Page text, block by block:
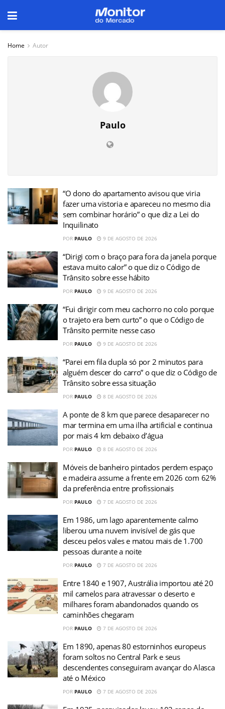
Home Autor
Paulo
“O dono do apartamento avisou que viria
fazer uma vistoria e apareceu no mesmo dia
sem combinar horário” o que diz a Lei do
Inquilinato
POR PAULO 9 DE AGOSTO DE 2026
“Dirigi com o braço para fora da janela porque
estava muito calor” o que diz o Código de
Trânsito sobre esse hábito
POR PAULO 9 DE AGOSTO DE 2026
“Fui dirigir com meu cachorro no colo porque
o trajeto era bem curto” o que o Código de
Trânsito permite nesse caso
POR PAULO 9 DE AGOSTO DE 2026
“Parei em fila dupla só por 2 minutos para
alguém descer do carro” o que diz o Código de
Trânsito sobre essa situação
POR PAULO 8 DE AGOSTO DE 2026
A ponte de 8 km que parece desaparecer no
mar termina em uma ilha artificial e continua
por mais 4 km debaixo d’água
POR PAULO 8 DE AGOSTO DE 2026
Móveis de banheiro pintados perdem espaço
e madeira assume a frente em 2026 com 62%
da preferência entre profissionais
POR PAULO 7 DE AGOSTO DE 2026
Em 1986, um lago aparentemente calmo
liberou uma nuvem invisível de gás que
desceu pelos vales e matou mais de 1.700
pessoas durante a noite
POR PAULO 7 DE AGOSTO DE 2026
Entre 1840 e 1907, Austrália importou até 20
mil camelos para atravessar o deserto e
milhares foram abandonados quando os
caminhões chegaram
POR PAULO 7 DE AGOSTO DE 2026
Em 1890, apenas 80 estorninhos europeus
foram soltos no Central Park e seus
descendentes conseguiram avançar do Alasca
até o México
POR PAULO 7 DE AGOSTO DE 2026